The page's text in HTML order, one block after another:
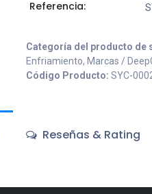
Referencia:
Categoría del producto de
Enfriamiento, Marcas /
Código Producto: SYC-
Reseñas & Rating